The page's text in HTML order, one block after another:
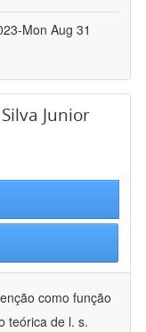
Mon Aug 31
Junior
como função
teórica de l. s.